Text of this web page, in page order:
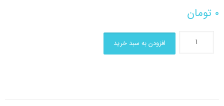
۰ تومان
افزودن به سبد خرید